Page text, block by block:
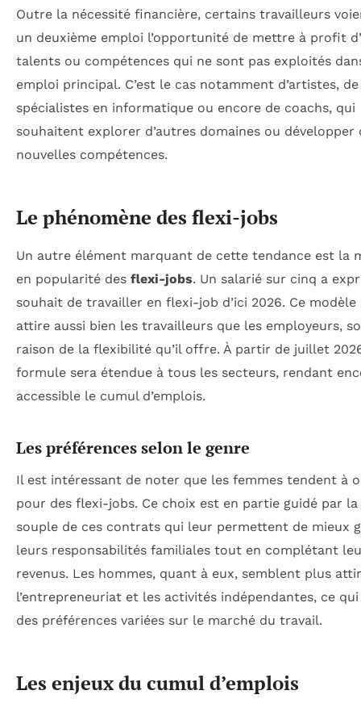
Outre la nécessité financière, certains travailleurs
un deuxième emploi l’opportunité de mettre à profit
talents ou compétences qui ne sont pas exploités
emploi principal. C’est le cas notamment d’artistes, de
spécialistes en informatique ou encore de coachs, qui
souhaitent explorer d’autres domaines ou développer
nouvelles compétences.
Le phénomène des flexi-jobs
Un autre élément marquant de cette tendance est la
en popularité des flexi-jobs. Un salarié sur cinq a
souhait de travailler en flexi-job d’ici 2026. Ce modèle
attire aussi bien les travailleurs que les employeurs,
raison de la flexibilité qu’il offre. À partir de juillet
formule sera étendue à tous les secteurs, rendant
accessible le cumul d’emplois.
Les préférences selon le genre
Il est intéressant de noter que les femmes tendent à
pour des flexi-jobs. Ce choix est en partie guidé par
souple de ces contrats qui leur permettent de mieux
leurs responsabilités familiales tout en complétant
revenus. Les hommes, quant à eux, semblent plus
l’entrepreneuriat et les activités indépendantes, ce
des préférences variées sur le marché du travail.
Les enjeux du cumul d’emplois